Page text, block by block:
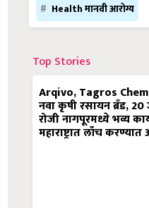
Health मानवी आरोग्य
Top Stories
Arqivo, Tagros
नवा कृषी रसायन ब्रँड,
रोजी नागपूरमध्ये भव्य
महाराष्ट्रात लाँच